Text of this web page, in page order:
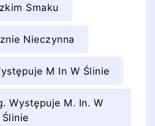
Smaku
Nieczynna
M In W Ślinie
Występuje M. In. W
Ślinie